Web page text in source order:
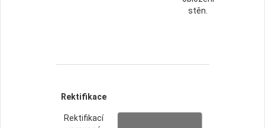
stěn.
Rektifikace
Rektifikací